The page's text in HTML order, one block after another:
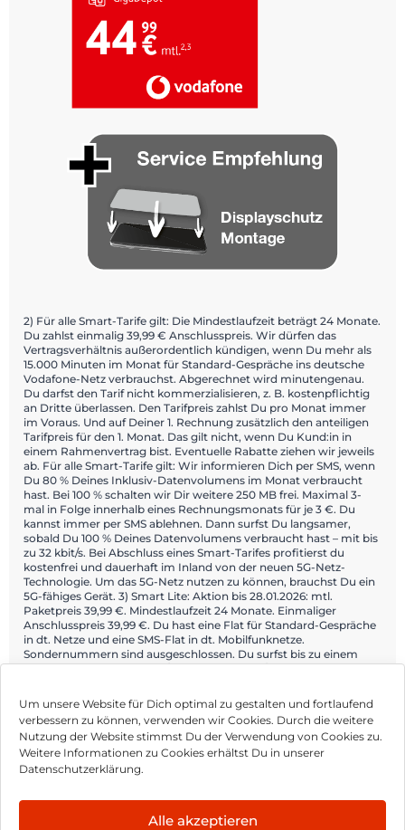
Um unsere Website für Dich optimal zu gestalten und fortlaufend
verbessern zu können, verwenden wir Cookies. Durch die weitere
Nutzung der Website stimmst Du der Verwendung von Cookies zu.
Weitere Informationen zu Cookies erhältst Du in unserer
Datenschutzerklärung.
Alle akzeptieren
2) Für alle Smart-Tarife gilt: Die Mindestlaufzeit beträgt 24 Monate.
Du zahlst einmalig 39,99 € Anschlusspreis. Wir dürfen das
Vertragsverhältnis außerordentlich kündigen, wenn Du mehr als
15.000 Minuten im Monat für Standard-Gespräche ins deutsche
Vodafone-Netz verbrauchst. Abgerechnet wird minutengenau.
Du darfst den Tarif nicht kommerzialisieren, z. B. kostenpflichtig
an Dritte überlassen. Den Tarifpreis zahlst Du pro Monat immer
im Voraus. Und auf Deiner 1. Rechnung zusätzlich den anteiligen
Tarifpreis für den 1. Monat. Das gilt nicht, wenn Du Kund:in in
einem Rahmenvertrag bist. Eventuelle Rabatte ziehen wir jeweils
ab. Für alle Smart-Tarife gilt: Wir informieren Dich per SMS, wenn
Du 80 % Deines Inklusiv-Datenvolumens im Monat verbraucht
hast. Bei 100 % schalten wir Dir weitere 250 MB frei. Maximal 3-
mal in Folge innerhalb eines Rechnungsmonats für je 3 €. Du
kannst immer per SMS ablehnen. Dann surfst Du langsamer,
sobald Du 100 % Deines Datenvolumens verbraucht hast – mit bis
zu 32 kbit/s. Bei Abschluss eines Smart-Tarifes profitierst du
kostenfrei und dauerhaft im Inland von der neuen 5G-Netz-
Technologie. Um das 5G-Netz nutzen zu können, brauchst Du ein
5G-fähiges Gerät. 3) Smart Lite: Aktion bis 28.01.2026: mtl.
Paketpreis 39,99 €. Mindestlaufzeit 24 Monate. Einmaliger
Anschlusspreis 39,99 €. Du hast eine Flat für Standard-Gespräche
in dt. Netze und eine SMS-Flat in dt. Mobilfunknetze.
Sondernummern sind ausgeschlossen. Du surfst bis zu einem
Datenvolumen von 40 GB/Mon. (statt 20 GB/Mon.) mit der jeweils
Impressum